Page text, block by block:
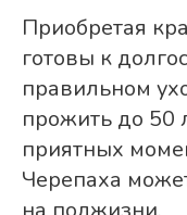
Приобретая
готовы к
правильном
прожить до 50
приятных
Черепаха